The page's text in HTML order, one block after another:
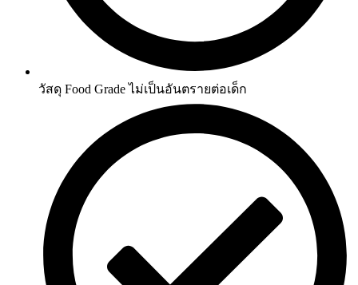
วัสดุ Food Grade ไม่เป็นอันตรายต่อเด็ก